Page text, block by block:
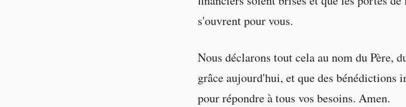
s'ouvrent pour vous.
Nous déclarons tout cela au nom du Père,
grâce aujourd'hui, et que des bénédictions
pour répondre à tous vos besoins. Amen.